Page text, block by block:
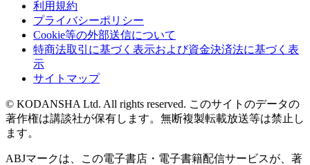
利用規約
プライバシーポリシー
Cookie等の外部送信について
特商法取引に基づく表示および資金決済法に基づく表
示
サイトマップ
© KODANSHA Ltd. All rights reserved. このサイトのデータの
著作権は講談社が保有します。無断複製転載放送等は禁止し
ます。
ABJマークは、この電子書店・電子書籍配信サービスが、著